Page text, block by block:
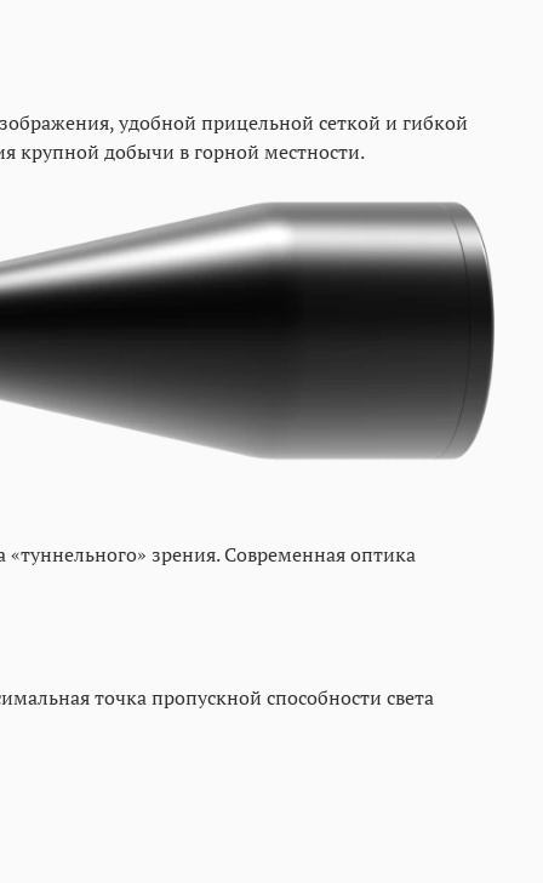
удобной прицельной сеткой и гибкой
крупной добычи в горной местности.
зрения. Современная оптика
точка пропускной способности света